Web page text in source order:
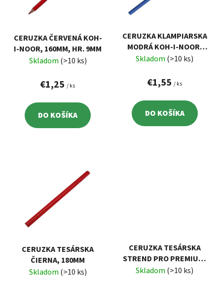
CERUZKA ČERVENÁ KOH-
I-NOOR, 160MM, HR. 9MM
Skladom (>10 ks)
€1,25 / ks
DO KOŠÍKA
CERUZKA KLAMPIARSKA
MODRÁ KOH-I-NOOR,
175MM, HR. 7MM
Skladom (>10 ks)
€1,55 / ks
DO KOŠÍKA
CERUZKA TESÁRSKA
ČIERNA, 180MM
Skladom (>10 ks)
CERUZKA TESÁRSKA
STREND PRO PREMIUM,
SO SPONOU, OCEĽOVÁ
Skladom (>10 ks)